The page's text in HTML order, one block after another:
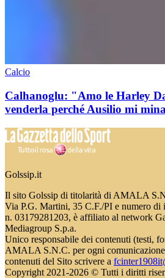
Calcio
Calhanoglu: "Amo le Harley
venderla perché Ausilio mi
Golssip.it
Il sito Golssip di titolarità di AMALA
Via P.G. Martini, 35 C.F./PI e numero di
n. 03179281203, è affiliato al network
Mediagroup S.p.a.
Unico responsabile dei contenuti (testi,
AMALA S.N.C. per ogni comunicazione
contenuti del Sito scrivere a
Copyright 2021-2026 © Tutti i diritti